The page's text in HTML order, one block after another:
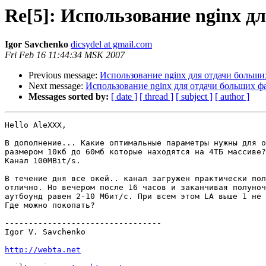
Re[5]: Использование nginx
Igor Savchenko dicsydel at gmail.com
Fri Feb 16 11:44:34 MSK 2007
Previous message: Использование nginx для отдачи
Next message: Использование nginx для отдачи больших
Messages sorted by: [ date ] [ thread ] [ subject ] [ author ]
Hello AleXXX,
В дополнение... Какие оптимальные параметры нужны для
размером 10кб до 60мб которые находятся на 4ТБ массиве?
Канал 100MBit/s.
В течение дня все окей.. канал загружен практически
отлично. Но вечером после 16 часов и заканчивая
аутбоунд равен 2-10 Мбит/с. При всем этом LA выше 1 не
Где можно покопать?
---------------------------------
Igor V. Savchenko
http://webta.net